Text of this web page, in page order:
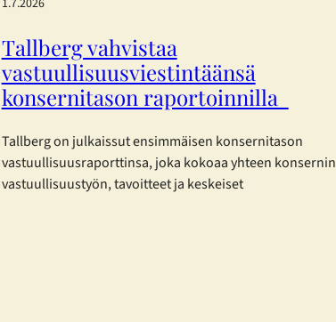
Tallberg vahvistaa
vastuullisuusviestintäänsä
konsernitason raportoinnilla
Tallberg on julkaissut ensimmäisen konsernitason
vastuullisuusraporttinsa, joka kokoaa yhteen konsernin
vastuullisuustyön, tavoitteet ja keskeiset